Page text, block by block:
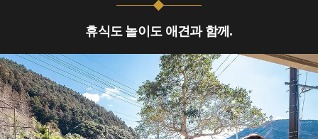
휴식도 놀이도 애견과 함께.